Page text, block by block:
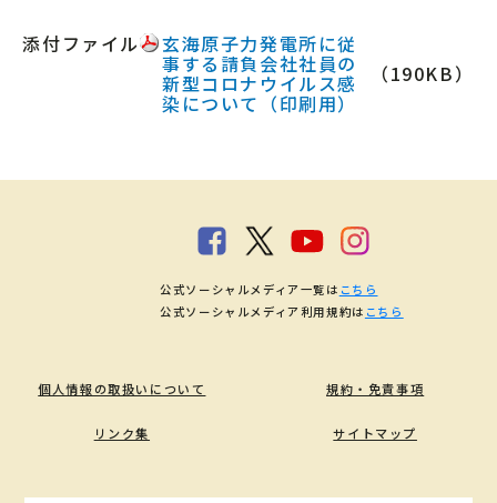
添付ファイル 玄海原子力発電所に従
事する請負会社社員の
新型コロナウイルス感
染について（印刷用）
（190KB）
個人情報の取扱いについて 規約・免責事項
リンク集 サイトマップ
公式ソーシャルメディア一覧は こちら
公式ソーシャルメディア利用規約は こちら